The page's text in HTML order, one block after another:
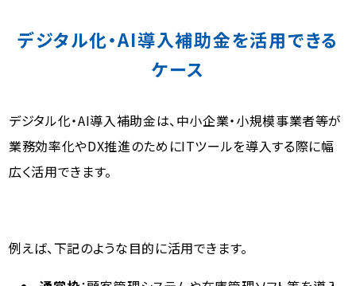
デジタル化・AI導入補助金を活用できる
ケース
デジタル化・AI導入補助金は、中小企業・小規模事業者等が
業務効率化やDX推進のためにITツールを導入する際に幅
広く活用できます。
例えば、下記のような目的に活用できます。